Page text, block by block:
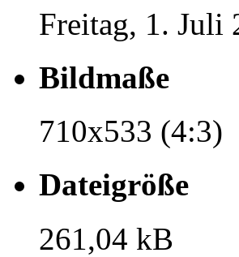
Freitag, 1. Juli
Bildmaße
710x533 (4:3)
Dateigröße
261,04 kB